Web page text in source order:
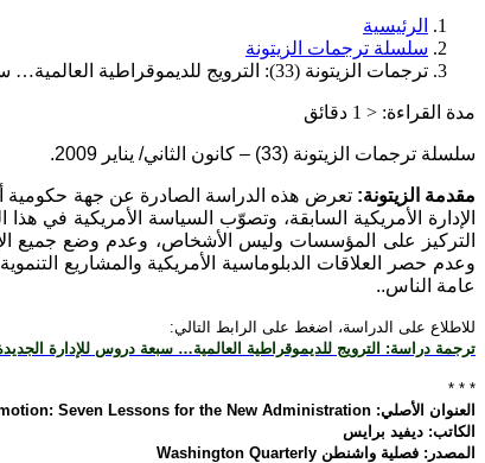
الرئيسية
سلسلة ترجمات الزيتونة
ترجمات الزيتونة (33): الترويج للديموقراطية العالمية… سبعة دروس للإدارة الجديدة
مدة القراءة: < 1 دقائق
سلسلة ترجمات الزيتونة (33) – كانون الثاني/ يناير 2009.
مقدمة الزيتونة: تعرض هذه الدراسة الصادرة عن جهة حكومية
الإدارة الأمريكية السابقة، وتصوّب السياسة الأمريكية في
التركيز على المؤسسات وليس الأشخاص، وعدم وضع جميع
وعدم حصر العلاقات الدبلوماسية الأمريكية والمشاريع
عامة الناس..
للاطلاع على الدراسة، اضغط على الرابط التالي:
ترجمة دراسة: الترويج للديموقراطية العالمية… سبعة دروس للإدارة
* * *
العنوان الأصلي: Global Democracy Promotion: Seven Lessons for the New Administration
الكاتب: ديفيد برايس
المصدر: فصلية واشنطن Washington Quarterly